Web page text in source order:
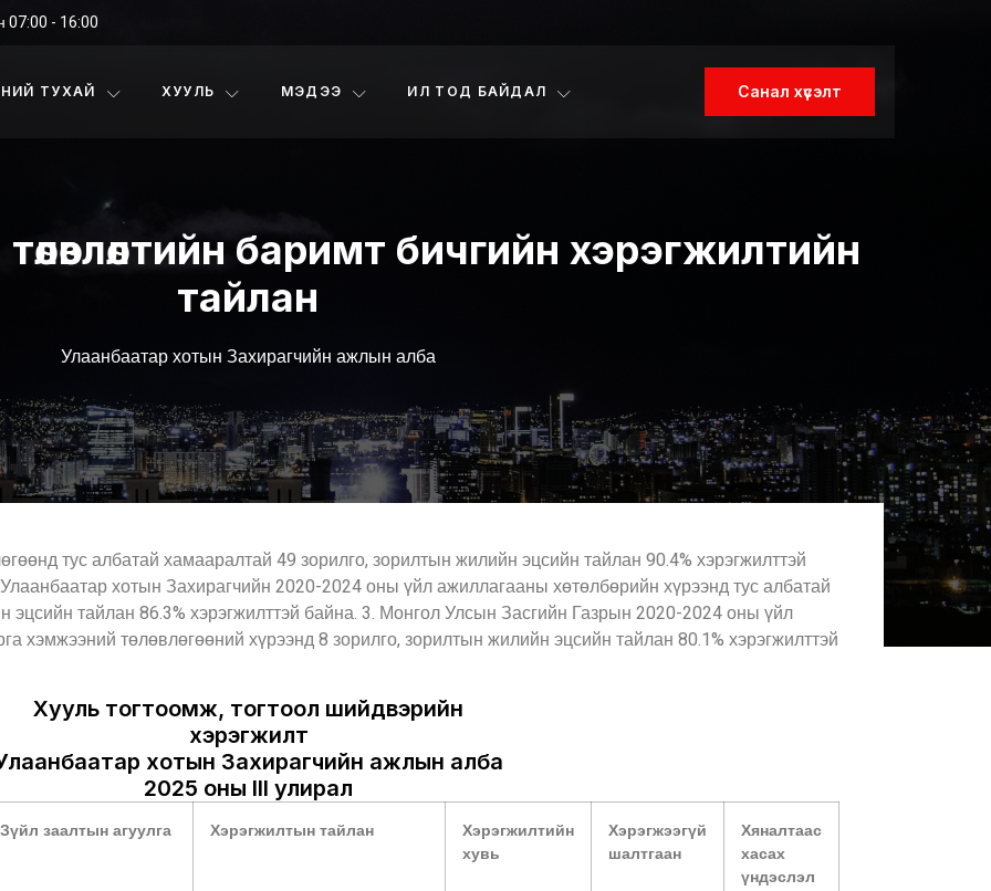
07:00 - 16:00
ТУХАЙ ХУУЛЬ МЭДЭЭ ИЛ ТОД БАЙДАЛ Санал хүсэлт
баримт бичгийн хэрэгжилтийн
тайлан
Улаанбаатар хотын Захирагчийн ажлын алба
тус албатай хамааралтай 49 зорилго, зорилтын жилийн эцсийн тайлан 90.4% хэрэгжилттэй
хотын Захирагчийн 2020-2024 оны үйл ажиллагааны хөтөлбөрийн хүрээнд тус албатай
эцсийн тайлан 86.3% хэрэгжилттэй байна. 3. Монгол Улсын Засгийн Газрын 2020-2024 оны үйл
хэмжээний төлөвлөгөөний хүрээнд 8 зорилго, зорилтын жилийн эцсийн тайлан 80.1% хэрэгжилттэй
Хууль тогтоомж, тогтоол шийдвэрийн
хэрэгжилт
хотын Захирагчийн ажлын алба
2025 оны III улирал
Зүйл заалтын агуулга Хэрэгжилтын тайлан
Хэрэгжилтийн
хувь
Хэрэгжээгүй
шалтгаан
Хяналтаас
хасах
үндэслэл